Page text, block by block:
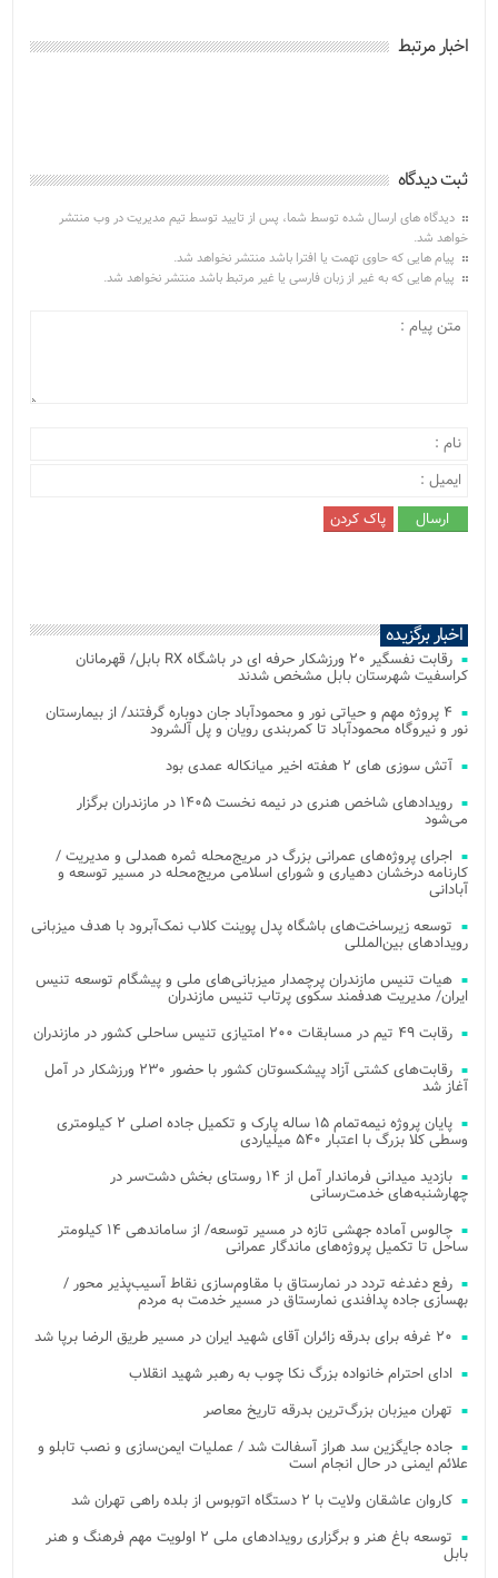
اخبار مرتبط
ثبت دیدگاه
دیدگاه های ارسال شده توسط شما، پس از تایید توسط تیم مدیریت در وب منتشر
خواهد شد.
پیام هایی که حاوی تهمت یا افترا باشد منتشر نخواهد شد.
پیام هایی که به غیر از زبان فارسی یا غیر مرتبط باشد منتشر نخواهد شد.
اخبار برگزیده
رقابت نفسگیر ۲۰ ورزشکار حرفه ای در باشگاه RX بابل/ قهرمانان
کراسفیت شهرستان بابل مشخص شدند
۴ پروژه مهم و حیاتی نور و محمودآباد جان دوباره گرفتند/ از بیمارستان
نور و نیروگاه محمودآباد تا کمربندی رویان و پل آلشرود
آتش‌ سوزی‌ های ۲ هفته اخیر میانکاله عمدی بود
رویدادهای شاخص هنری در نیمه نخست ۱۴۰۵ در مازندران برگزار
می‌شود
اجرای پروژه‌های عمرانی بزرگ در مریج‌محله ثمره همدلی و مدیریت /
کارنامه درخشان دهیاری و شورای اسلامی مریج‌محله در مسیر توسعه و
آبادانی
توسعه زیرساخت‌های باشگاه پدل پوینت کلاب نمک‌آبرود با هدف میزبانی
رویدادهای بین‌المللی
هیات تنیس مازندران پرچمدار میزبانی‌های ملی و پیشگام توسعه تنیس
ایران/ مدیریت هدفمند سکوی پرتاب تنیس مازندران
رقابت ۴۹ تیم در مسابقات ۲۰۰ امتیازی تنیس ساحلی کشور در مازندران
رقابت‌های کشتی آزاد پیشکسوتان کشور با حضور ۲۳۰ ورزشکار در آمل
آغاز شد
پایان پروژه نیمه‌تمام ۱۵ ساله پارک و تکمیل جاده اصلی ۲ کیلومتری
وسطی کلا بزرگ با اعتبار ۵۴۰ میلیاردی
بازدید میدانی فرماندار آمل از ۱۴ روستای بخش دشت‌سر در
چهارشنبه‌های خدمت‌رسانی
چالوس آماده جهشی تازه در مسیر توسعه/ از ساماندهی ۱۴ کیلومتر
ساحل تا تکمیل پروژه‌های ماندگار عمرانی
رفع دغدغه تردد در نمارستاق با مقاوم‌سازی نقاط آسیب‌پذیر محور /
بهسازی جاده پدافندی نمارستاق در مسیر خدمت به مردم
۲۰ غرفه برای بدرقه زائران آقای شهید ایران در مسیر طریق الرضا برپا شد
ادای احترام خانواده بزرگ نکا چوب به رهبر شهید انقلاب
تهران میزبان بزرگ‌ترین بدرقه تاریخ معاصر
جاده جایگزین سد هراز آسفالت شد / عملیات ایمن‌سازی و نصب تابلو و
علائم ایمنی در حال انجام است
کاروان عاشقان ولایت با ۲ دستگاه اتوبوس از بلده راهی تهران شد
توسعه باغ هنر و برگزاری رویدادهای ملی ۲ اولویت مهم فرهنگ و هنر
بابل